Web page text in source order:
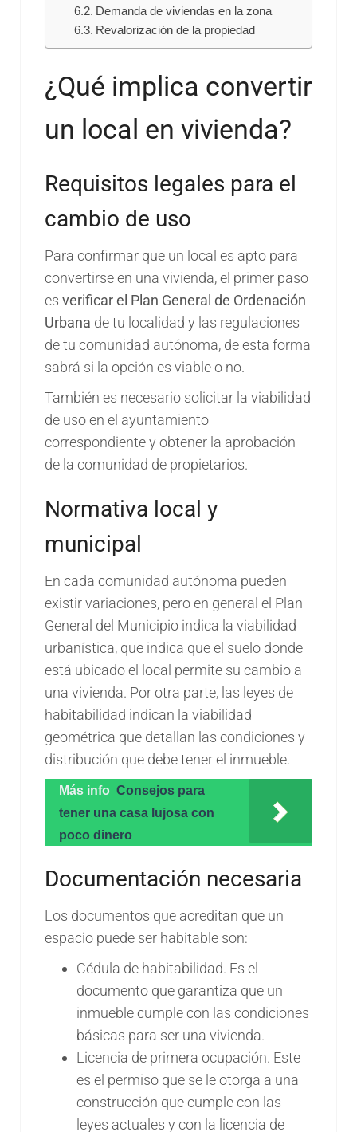
Demanda de viviendas en la zona
Revalorización de la propiedad
¿Qué implica convertir
un local en vivienda?
Requisitos legales para el
cambio de uso
Para confirmar que un local es apto para
convertirse en una vivienda, el primer paso
es verificar el Plan General de Ordenación
Urbana de tu localidad y las regulaciones
de tu comunidad autónoma, de esta forma
sabrá si la opción es viable o no.
También es necesario solicitar la viabilidad
de uso en el ayuntamiento
correspondiente y obtener la aprobación
de la comunidad de propietarios.
Normativa local y
municipal
En cada comunidad autónoma pueden
existir variaciones, pero en general el Plan
General del Municipio indica la viabilidad
urbanística, que indica que el suelo donde
está ubicado el local permite su cambio a
una vivienda. Por otra parte, las leyes de
habitabilidad indican la viabilidad
geométrica que detallan las condiciones y
distribución que debe tener el inmueble.
Más info Consejos para
tener una casa lujosa con
poco dinero
Documentación necesaria
Los documentos que acreditan que un
espacio puede ser habitable son:
Cédula de habitabilidad. Es el
documento que garantiza que un
inmueble cumple con las condiciones
básicas para ser una vivienda.
Licencia de primera ocupación. Este
es el permiso que se le otorga a una
construcción que cumple con las
leyes actuales y con la licencia de